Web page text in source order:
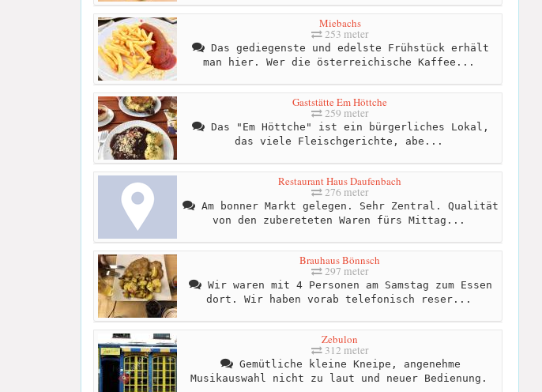
Miebachs
253 meter
Das gediegenste und edelste Frühstück erhält
man hier. Wer die österreichische Kaffee...
Gaststätte Em Höttche
259 meter
Das "Em Höttche" ist ein bürgerliches Lokal,
das viele Fleischgerichte, abe...
Restaurant Haus Daufenbach
276 meter
Am bonner Markt gelegen. Sehr Zentral. Qualität
von den zubereteten Waren fürs Mittag...
Brauhaus Bönnsch
297 meter
Wir waren mit 4 Personen am Samstag zum Essen
dort. Wir haben vorab telefonisch reser...
Zebulon
312 meter
Gemütliche kleine Kneipe, angenehme
Musikauswahl nicht zu laut und neuer Bedienung.